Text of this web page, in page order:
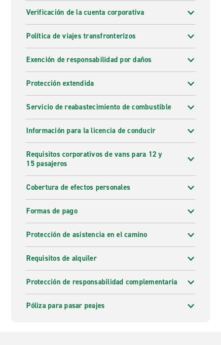
Verificación de la cuenta corporativa
Política de viajes transfronterizos
Exención de responsabilidad por daños
Protección extendida
Servicio de reabastecimiento de combustible
Información para la licencia de conducir
Requisitos corporativos de vans para 12 y
15 pasajeros
Cobertura de efectos personales
Formas de pago
Protección de asistencia en el camino
Requisitos de alquiler
Protección de responsabilidad complementaria
Póliza para pasar peajes